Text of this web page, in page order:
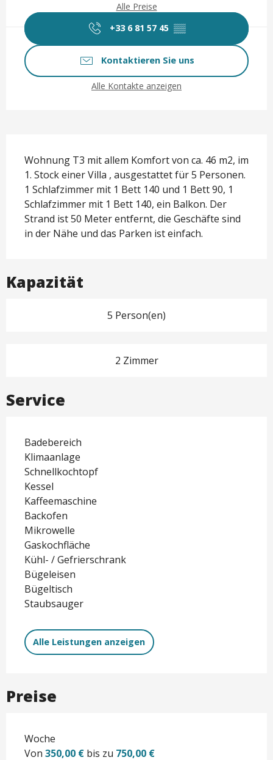
Alle Preise
+33 6 81 57 45 ▒▒
Kontaktieren Sie uns
Alle Kontakte anzeigen
Wohnung T3 mit allem Komfort von ca. 46 m2, im
1. Stock einer Villa , ausgestattet für 5 Personen.
1 Schlafzimmer mit 1 Bett 140 und 1 Bett 90, 1
Schlafzimmer mit 1 Bett 140, ein Balkon. Der
Strand ist 50 Meter entfernt, die Geschäfte sind
in der Nähe und das Parken ist einfach.
Kapazität
5 Person(en)
2 Zimmer
Service
Badebereich
Klimaanlage
Schnellkochtopf
Kessel
Kaffeemaschine
Backofen
Mikrowelle
Gaskochfläche
Kühl- / Gefrierschrank
Bügeleisen
Bügeltisch
Staubsauger
Alle Leistungen anzeigen
Preise
Woche
Von 350,00 € bis zu 750,00 €